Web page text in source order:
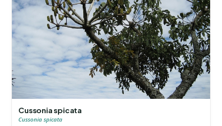
Cussonia spicata
Cussonia spicata